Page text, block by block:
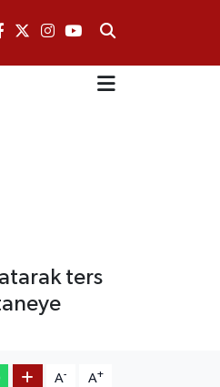
ters
A- A+